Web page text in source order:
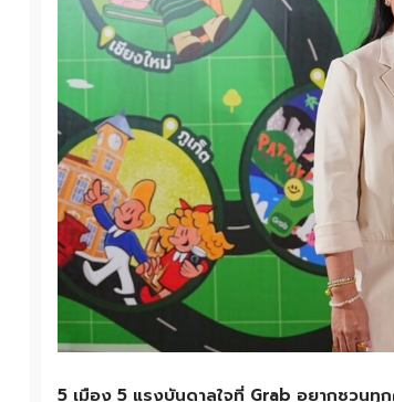
5 เมือง 5 แรงบันดาลใจที่ Grab อยากชวนทุ